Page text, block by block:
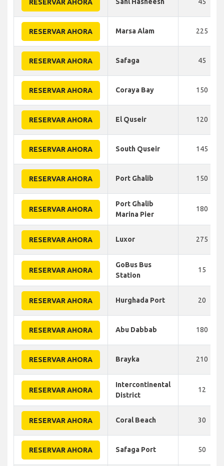
RESERVAR AHORA
RESERVAR AHORA Marsa Alam 225
RESERVAR AHORA Safaga 45
RESERVAR AHORA Coraya Bay 150
RESERVAR AHORA El Quseir 120
RESERVAR AHORA South Quseir 145
RESERVAR AHORA Port Ghalib 150
RESERVAR AHORA
Port Ghalib
Marina Pier
180
RESERVAR AHORA Luxor 275
RESERVAR AHORA
GoBus Bus
Station
15
RESERVAR AHORA Hurghada Port 20
RESERVAR AHORA Abu Dabbab 180
RESERVAR AHORA Brayka 210
RESERVAR AHORA
Intercontinental
District
12
RESERVAR AHORA Coral Beach 30
RESERVAR AHORA Safaga Port 50